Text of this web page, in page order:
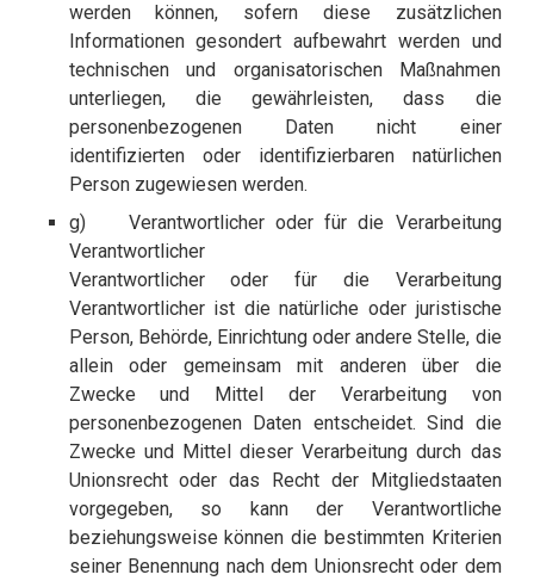
werden können, sofern diese zusätzlichen
Informationen gesondert aufbewahrt werden und
technischen und organisatorischen Maßnahmen
unterliegen, die gewährleisten, dass die
personenbezogenen Daten nicht einer
identifizierten oder identifizierbaren natürlichen
Person zugewiesen werden.
g) Verantwortlicher oder für die Verarbeitung
Verantwortlicher
Verantwortlicher oder für die Verarbeitung
Verantwortlicher ist die natürliche oder juristische
Person, Behörde, Einrichtung oder andere Stelle, die
allein oder gemeinsam mit anderen über die
Zwecke und Mittel der Verarbeitung von
personenbezogenen Daten entscheidet. Sind die
Zwecke und Mittel dieser Verarbeitung durch das
Unionsrecht oder das Recht der Mitgliedstaaten
vorgegeben, so kann der Verantwortliche
beziehungsweise können die bestimmten Kriterien
seiner Benennung nach dem Unionsrecht oder dem